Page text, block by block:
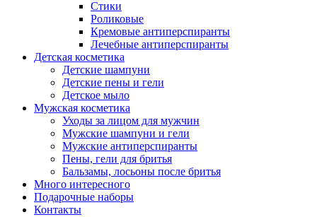
Стики
Роликовые
Кремовые антиперспиранты
Лечебные антиперспиранты
Детская косметика
Детские шампуни
Детские пены и гели
Детское мыло
Мужская косметика
Уходы за лицом для мужчин
Мужские шампуни и гели
Мужские антиперспиранты
Пены, гели для бритья
Бальзамы, лосьоны после бритья
Много интересного
Подарочные наборы
Контакты